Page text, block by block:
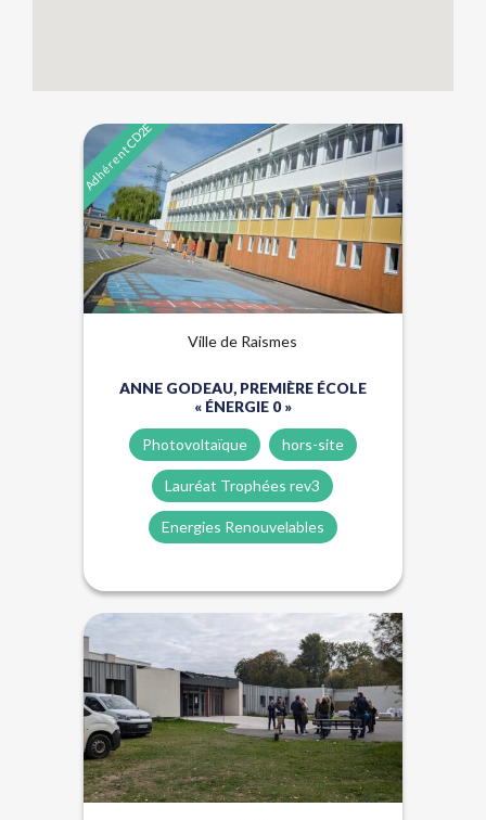
Énergies renouvelables Hors-site
Lauréat Trophées Rev3 Qualité de l'air
Adhérent CD2E
Ville de Raismes
ANNE GODEAU, PREMIÈRE ÉCOLE
« ÉNERGIE 0 »
Photovoltaïque hors-site
Lauréat Trophées rev3
Energies Renouvelables
Hors-site